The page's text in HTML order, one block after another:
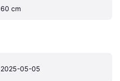
60 cm
2025-05-05